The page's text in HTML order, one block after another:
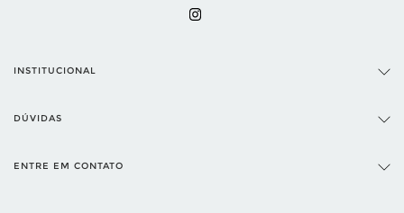
INSTITUCIONAL
DÚVIDAS
ENTRE EM CONTATO